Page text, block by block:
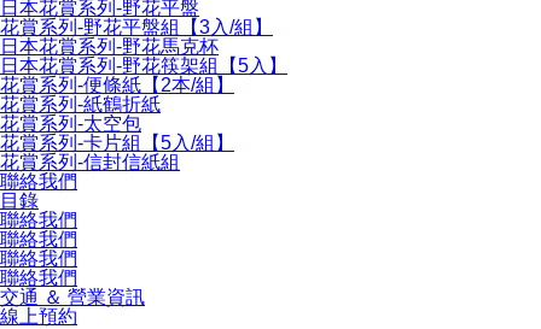
日本花賞系列-野花平盤
花賞系列-野花平盤組【3入/組】
日本花賞系列-野花馬克杯
日本花賞系列-野花筷架組【5入】
花賞系列-便條紙【2本/組】
花賞系列-紙鶴折紙
花賞系列-太空包
花賞系列-卡片組【5入/組】
花賞系列-信封信紙組
聯絡我們
目錄
聯絡我們
聯絡我們
聯絡我們
聯絡我們
交通 ＆ 營業資訊
線上預約